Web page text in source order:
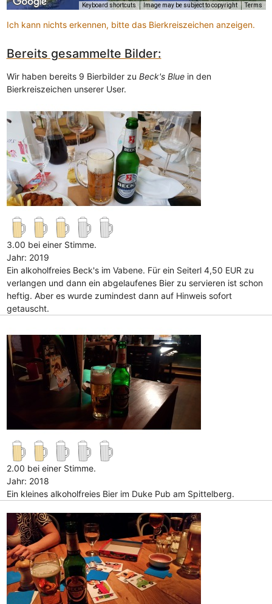
Keyboard shortcuts Image may be subject to copyright Terms
Ich kann nichts erkennen, bitte das Bierkreiszeichen anzeigen.
Bereits gesammelte Bilder:
Wir haben bereits 9 Bierbilder zu Beck's Bluein den
Bierkreiszeichen unserer User.
3.00 bei einer Stimme.
Jahr: 2019
Ein alkoholfreies Beck's im Vabene. Für ein Seiterl 4,50 EUR zu
verlangen und dann ein abgelaufenes Bier zu servieren ist schon
heftig. Aber es wurde zumindest dann auf Hinweis sofort
getauscht.
2.00 bei einer Stimme.
Jahr: 2018
Ein kleines alkoholfreies Bier im Duke Pub am Spittelberg.